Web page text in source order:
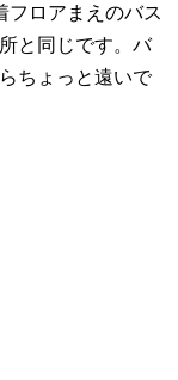
フロアまえのバス
と同じです。バ
ちょっと遠いで